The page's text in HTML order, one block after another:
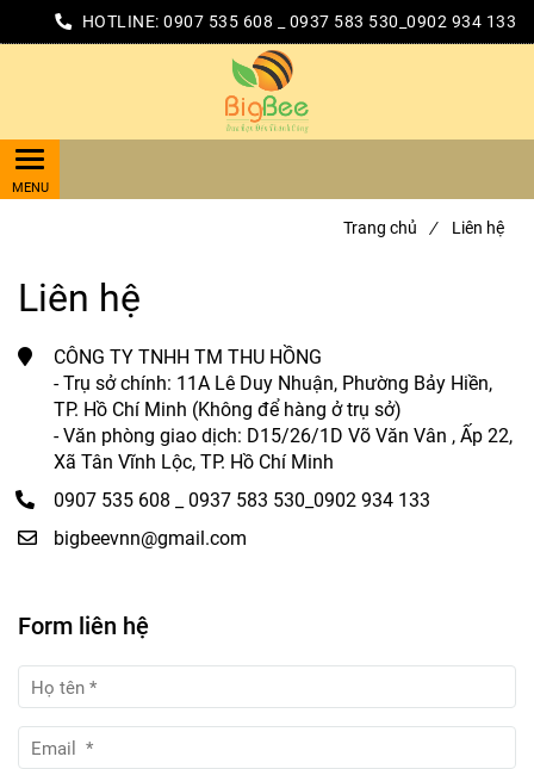
HOTLINE: 0907 535 608 _ 0937 583 530_0902 934 133
Trang chủ / Liên hệ
Liên hệ
CÔNG TY TNHH TM THU HỒNG
- Trụ sở chính: 11A Lê Duy Nhuận, Phường Bảy Hiền,
TP. Hồ Chí Minh (Không để hàng ở trụ sở)
- Văn phòng giao dịch: D15/26/1D Võ Văn Vân , Ấp 22,
Xã Tân Vĩnh Lộc, TP. Hồ Chí Minh
0907 535 608 _ 0937 583 530_0902 934 133
bigbeevnn@gmail.com
Form liên hệ